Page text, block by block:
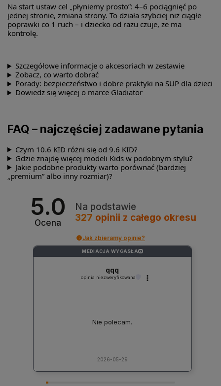
Na start ustaw cel „płyniemy prosto”: 4–6 pociągnięć po
jednej stronie, zmiana strony. To działa szybciej niż ciągłe
poprawki co 1 ruch – i dziecko od razu czuje, że ma
kontrolę.
Szczegółowe informacje o akcesoriach w zestawie
Zobacz, co warto dobrać
Porady: bezpieczeństwo i dobre praktyki na SUP dla dzieci
Dowiedz się więcej o marce Gladiator
FAQ – najczęściej zadawane pytania
Czym 10.6 KID różni się od 9.6 KID?
Gdzie znajdę więcej modeli Kids w podobnym stylu?
Jakie podobne produkty warto porównać (bardziej
„premium” albo inny rozmiar)?
5.0
Ocena
Na podstawie
327 opinii z całego okresu
Jak zbieramy opinie?
MEDIACJA WYGASŁA ?
qqq
opinia niezweryfikowana
Nie polecam.
2026-05-29